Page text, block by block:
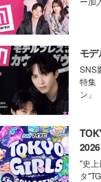
モ
SNS
特集
ン」
デル
"史
タ